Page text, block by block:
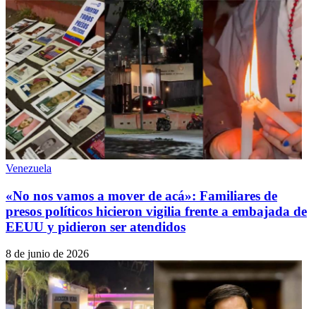
Venezuela
«No nos vamos a mover de acá»: Familiares de
presos políticos hicieron vigilia frente a embajada de
EEUU y pidieron ser atendidos
8 de junio de 2026